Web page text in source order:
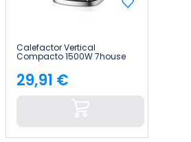
Calefactor Vertical
Compacto 1500W 7house
Precio
29,91 €